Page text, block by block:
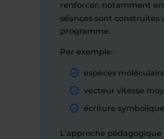
renforcer, notamment en
séances sont construites
programme.
Par exemple :
espèces
vecteur vitesse
écriture
L’approche